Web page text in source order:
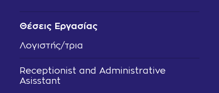
Θέσεις Εργασίας
Λογιστής/τρια
Receptionist and Administrative
Asisstant